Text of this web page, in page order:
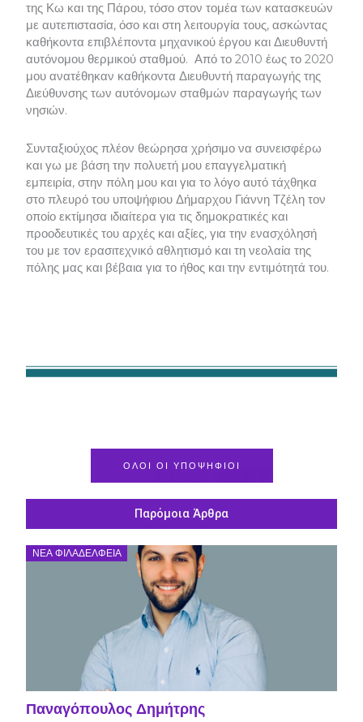
της Κω και της Πάρου, τόσο στον τομέα των κατασκευών
με αυτεπιστασία, όσο και στη λειτουργία τους, ασκώντας
καθήκοντα επιβλέποντα μηχανικού έργου και Διευθυντή
αυτόνομου θερμικού σταθμού. Από το 2010 έως το 2020
μου ανατέθηκαν καθήκοντα Διευθυντή παραγωγής της
Διεύθυνσης των αυτόνομων σταθμών παραγωγής των
νησιών.
Συνταξιούχος πλέον θεώρησα χρήσιμο να συνεισφέρω
και γω με βάση την πολυετή μου επαγγελματική
εμπειρία, στην πόλη μου και για το λόγο αυτό τάχθηκα
στο πλευρό του υποψήφιου Δήμαρχου Γιάννη Τζέλη τον
οποίο εκτίμησα ιδιαίτερα για τις δημοκρατικές και
προοδευτικές του αρχές και αξίες, για την ενασχόλησή
του με τον ερασιτεχνικό αθλητισμό και τη νεολαία της
πόλης μας και βέβαια για το ήθος και την εντιμότητά του.
ΟΛΟΙ ΟΙ ΥΠΟΨΗΦΙΟΙ
Παρόμοια Άρθρα
ΝΈΑ ΦΙΛΑΔΈΛΦΕΙΑ
Παναγόπουλος Δημήτρης